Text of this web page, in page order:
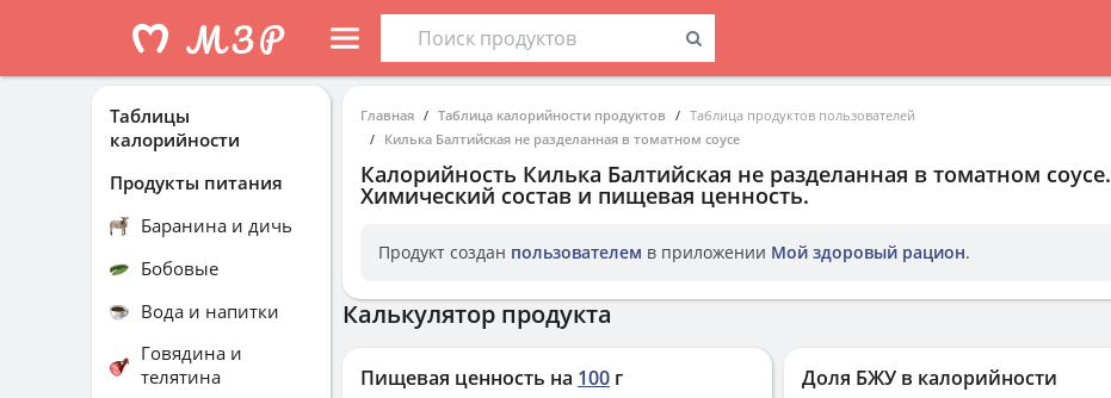
Главная Таблица калорийности продуктов
Таблица продуктов пользователей
Килька Балтийская не разделанная в томатном соусе
Калорийность Килька Балтийская не разделанная в томатном соусе.
Химический состав и пищевая ценность.
Продукт создан пользователем в приложении Мой здоровый рацион.
Калькулятор продукта
Пищевая ценность на 100 г Доля БЖУ в калорийности
Таблицы
калорийности
Продукты питания
Баранина и дичь
Бобовые
Вода и напитки
Говядина и
телятина